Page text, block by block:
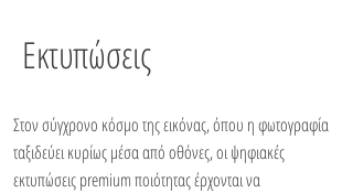
Εκτυπώσεις
Στον σύγχρονο κόσμο της εικόνας, όπου η φωτογραφία
ταξιδεύει κυρίως μέσα από οθόνες, οι ψηφιακές
εκτυπώσεις premium ποιότητας έρχονται να